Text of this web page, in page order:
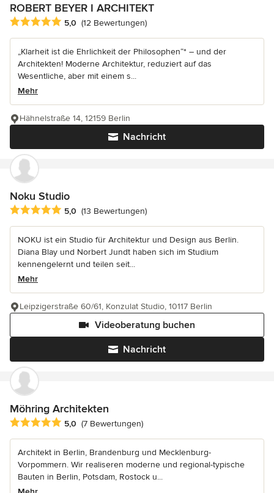
ROBERT BEYER I ARCHITEKT
Durchschnittliche Bewertung: 5 von 5 Sternen
5,0 (12 Bewertungen)
„Klarheit ist die Ehrlichkeit der Philosophen“* – und der
Architekten! Moderne Architektur, reduziert auf das
Wesentliche, aber mit einem s...
Mehr
Nachricht
Hähnelstraße 14, 12159 Berlin
Noku Studio
Durchschnittliche Bewertung: 5 von 5 Sternen
5,0 (13 Bewertungen)
NOKU ist ein Studio für Architektur und Design aus Berlin.
Diana Blay und Norbert Jundt haben sich im Studium
kennengelernt und teilen seit...
Mehr
Nachricht
Videoberatung buchen
Leipzigerstraße 60/61, Konzulat Studio, 10117 Berlin
Möhring Architekten
Durchschnittliche Bewertung: 5 von 5 Sternen
5,0 (7 Bewertungen)
Architekt in Berlin, Brandenburg und Mecklenburg-
Vorpommern. Wir realiseren moderne und regional-typische
Bauten in Berlin, Potsdam, Rostock u...